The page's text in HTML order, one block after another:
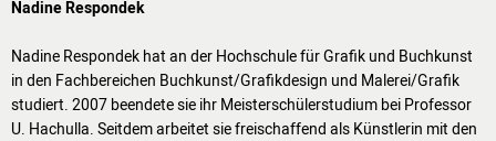
Nadine Respondek
Nadine Respondek hat an der Hochschule für Grafik und Buchkunst
in den Fachbereichen Buchkunst/Grafikdesign und Malerei/Grafik
studiert. 2007 beendete sie ihr Meisterschülerstudium bei Professor
U. Hachulla. Seitdem arbeitet sie freischaffend als Künstlerin mit den